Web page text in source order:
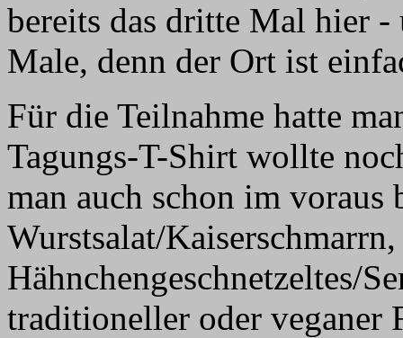
bereits das dritte Mal hier
Male, denn der Ort ist
Für die Teilnahme hatte
Tagungs-T-Shirt wollte
man auch schon im voraus
Wurstsalat/Kaiserschmarrn,
Hähnchengeschnetzeltes/
traditioneller oder veganer